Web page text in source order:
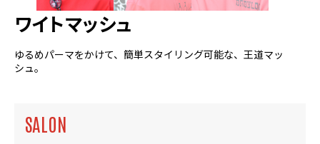
ワイトマッシュ
ゆるめパーマをかけて、簡単スタイリング可能な、王道マッ
シュ。
SALON